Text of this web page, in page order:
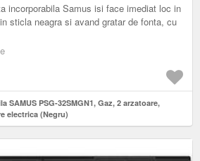
incorporabila Samus isi face imediat loc in
sticla neagra si avand gratar de fonta, cu
SAMUS PSG-32SMGN1, Gaz, 2 arzatoare,
electrica (Negru)